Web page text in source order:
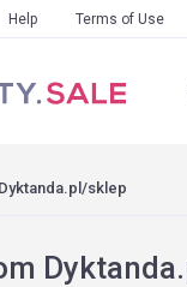
Help Terms of Use
Dyktanda.pl/sklep